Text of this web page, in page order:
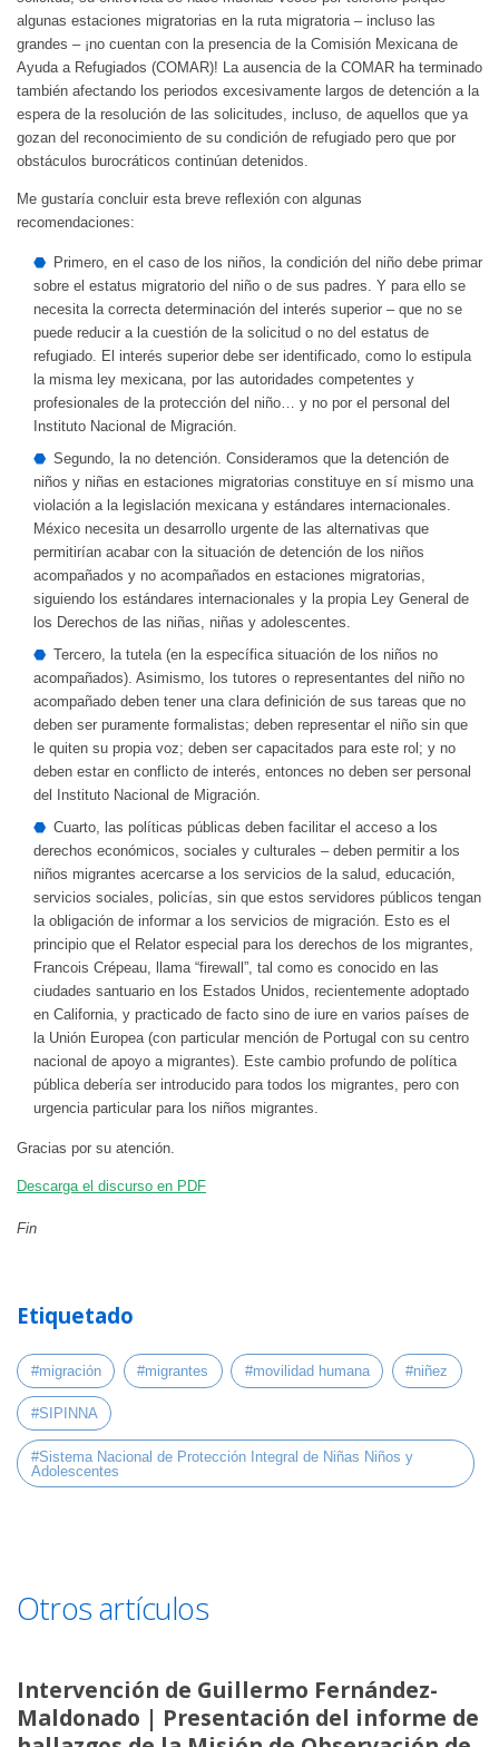
algunas estaciones migratorias en la ruta migratoria – incluso las
grandes – ¡no cuentan con la presencia de la Comisión Mexicana de
Ayuda a Refugiados (COMAR)! La ausencia de la COMAR ha terminado
también afectando los periodos excesivamente largos de detención a la
espera de la resolución de las solicitudes, incluso, de aquellos que ya
gozan del reconocimiento de su condición de refugiado pero que por
obstáculos burocráticos continúan detenidos.
Me gustaría concluir esta breve reflexión con algunas
recomendaciones:
Primero, en el caso de los niños, la condición del niño debe primar
sobre el estatus migratorio del niño o de sus padres. Y para ello se
necesita la correcta determinación del interés superior – que no se
puede reducir a la cuestión de la solicitud o no del estatus de
refugiado. El interés superior debe ser identificado, como lo estipula
la misma ley mexicana, por las autoridades competentes y
profesionales de la protección del niño… y no por el personal del
Instituto Nacional de Migración.
Segundo, la no detención. Consideramos que la detención de
niños y niñas en estaciones migratorias constituye en sí mismo una
violación a la legislación mexicana y estándares internacionales.
México necesita un desarrollo urgente de las alternativas que
permitirían acabar con la situación de detención de los niños
acompañados y no acompañados en estaciones migratorias,
siguiendo los estándares internacionales y la propia Ley General de
los Derechos de las niñas, niñas y adolescentes.
Tercero, la tutela (en la específica situación de los niños no
acompañados). Asimismo, los tutores o representantes del niño no
acompañado deben tener una clara definición de sus tareas que no
deben ser puramente formalistas; deben representar el niño sin que
le quiten su propia voz; deben ser capacitados para este rol; y no
deben estar en conflicto de interés, entonces no deben ser personal
del Instituto Nacional de Migración.
Cuarto, las políticas públicas deben facilitar el acceso a los
derechos económicos, sociales y culturales – deben permitir a los
niños migrantes acercarse a los servicios de la salud, educación,
servicios sociales, policías, sin que estos servidores públicos tengan
la obligación de informar a los servicios de migración. Esto es el
principio que el Relator especial para los derechos de los migrantes,
Francois Crépeau, llama “firewall”, tal como es conocido en las
ciudades santuario en los Estados Unidos, recientemente adoptado
en California, y practicado de facto sino de iure en varios países de
la Unión Europea (con particular mención de Portugal con su centro
nacional de apoyo a migrantes). Este cambio profundo de política
pública debería ser introducido para todos los migrantes, pero con
urgencia particular para los niños migrantes.
Gracias por su atención.
Descarga el discurso en PDF
Fin
Etiquetado
#migración #migrantes #movilidad humana #niñez
#SIPINNA
#Sistema Nacional de Protección Integral de Niñas Niños y
Adolescentes
Otros artículos
Intervención de Guillermo Fernández-
Maldonado | Presentación del informe de